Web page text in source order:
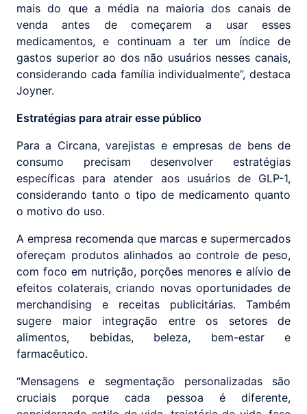
mais do que a média na maioria dos canais de
venda antes de começarem a usar esses
medicamentos, e continuam a ter um índice de
gastos superior ao dos não usuários nesses canais,
considerando cada família individualmente”, destaca
Joyner.
Estratégias para atrair esse público
Para a Circana, varejistas e empresas de bens de
consumo precisam desenvolver estratégias
específicas para atender aos usuários de GLP-1,
considerando tanto o tipo de medicamento quanto
o motivo do uso.
A empresa recomenda que marcas e supermercados
ofereçam produtos alinhados ao controle de peso,
com foco em nutrição, porções menores e alívio de
efeitos colaterais, criando novas oportunidades de
merchandising e receitas publicitárias. Também
sugere maior integração entre os setores de
alimentos, bebidas, beleza, bem-estar e
farmacêutico.
“Mensagens e segmentação personalizadas são
cruciais porque cada pessoa é diferente,